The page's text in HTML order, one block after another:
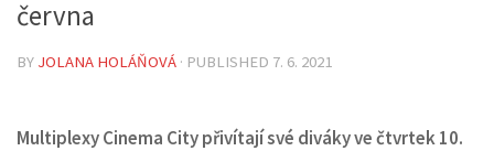
června
BY JOLANA HOLÁŇOVÁ · PUBLISHED 7. 6. 2021
Multiplexy Cinema City přivítají své diváky ve čtvrtek 10.